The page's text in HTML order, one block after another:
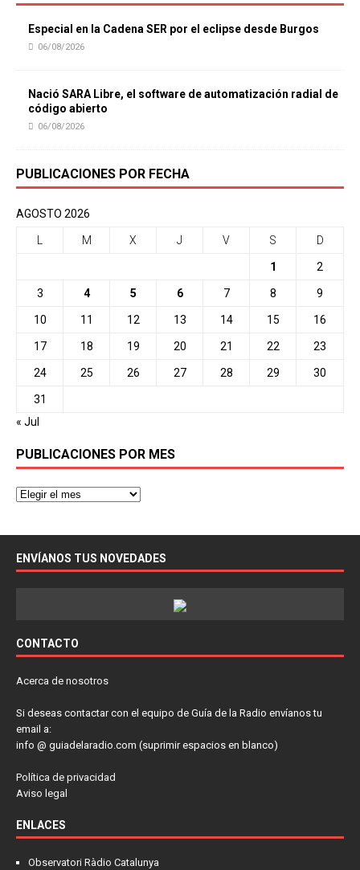
Especial en la Cadena SER por el eclipse desde Burgos
06/08/2026
Nació SARA Libre, el software de automatización radial de
código abierto
06/08/2026
PUBLICACIONES POR FECHA
AGOSTO 2026
M X J V S D
1 2
3 4 5 6 7 8 9
10 11 12 13 14 15 16
17 18 19 20 21 22 23
24 25 26 27 28 29 30
31
« Jul
PUBLICACIONES POR MES
ENVÍANOS TUS NOVEDADES
CONTACTO
Acerca de nosotros
Si deseas contactar con el equipo de Guía de la Radio envíanos tu
email a:
info @ guiadelaradio.com (suprimir espacios en blanco)
Política de privacidad
Aviso legal
ENLACES
Observatori Ràdio Catalunya